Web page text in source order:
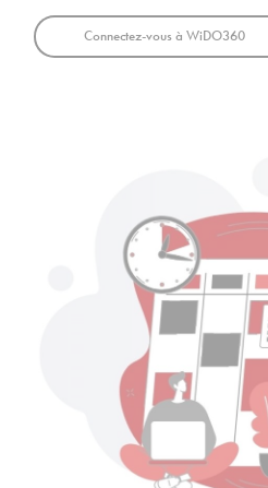
Connectez-vous à WiDO360